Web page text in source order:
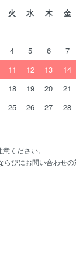
火 水 木 金
4 5 6 7
11 12 13 14
18 19 20 21
25 26 27 28
ください。
びにお問い合わせの